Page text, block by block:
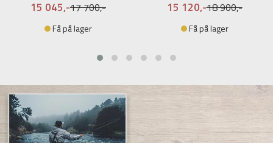
17 700,-
15 045,-
Få på lager
18 900,-
15 120,-
Få på lager